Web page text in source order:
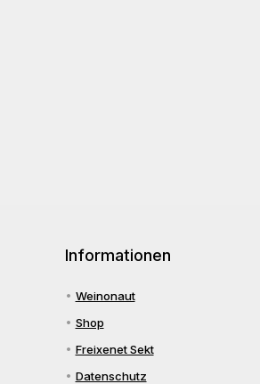
Informationen
Weinonaut
Shop
Freixenet Sekt
Datenschutz